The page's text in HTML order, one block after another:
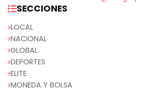
SECCIONES
LOCAL
NACIONAL
GLOBAL
DEPORTES
ELITE
MONEDA Y BOLSA